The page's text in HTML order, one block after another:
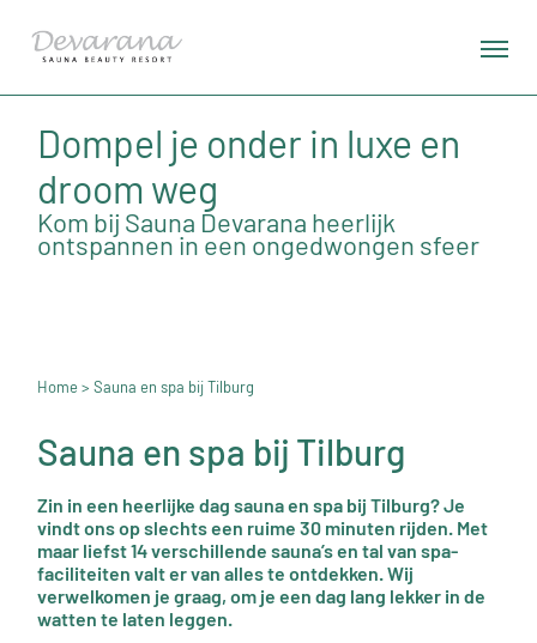
Dompel je onder in luxe en
droom weg
Kom bij Sauna Devarana heerlijk
ontspannen in een ongedwongen sfeer
Home> Sauna en spa bij Tilburg
Sauna en spa bij Tilburg
Zin in een heerlijke dag sauna en spa bij Tilburg? Je
vindt ons op slechts een ruime 30 minuten rijden. Met
maar liefst 14 verschillende sauna’s en tal van spa-
faciliteiten valt er van alles te ontdekken. Wij
verwelkomen je graag, om je een dag lang lekker in de
watten te laten leggen.